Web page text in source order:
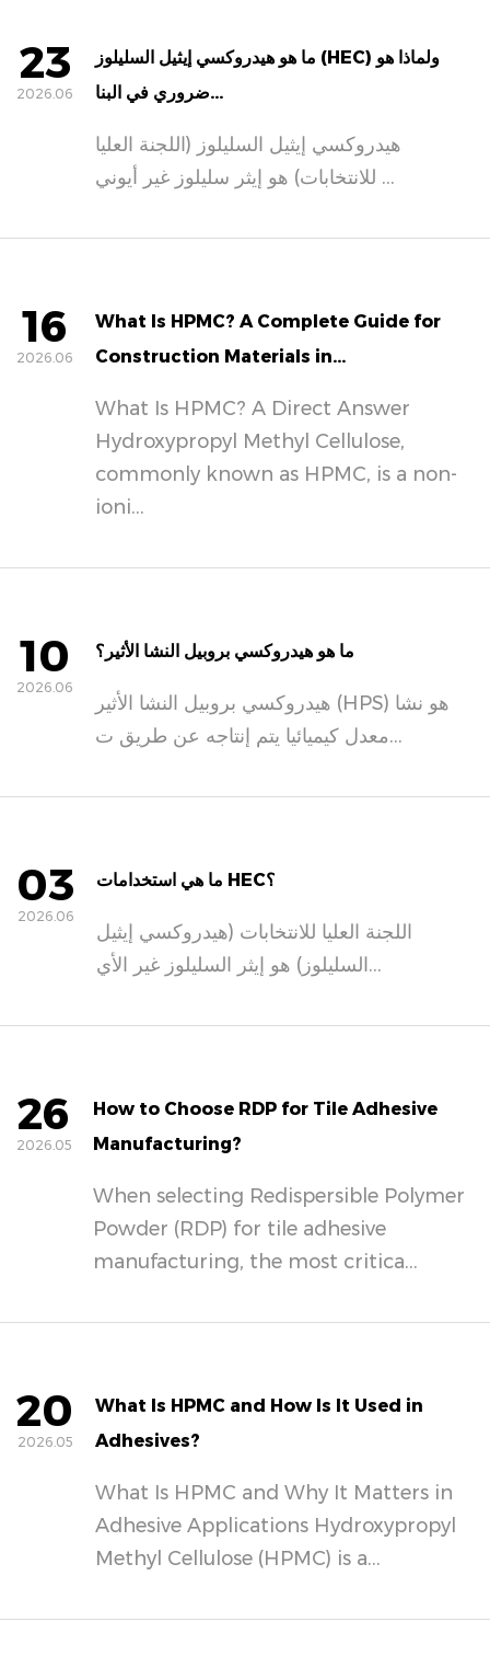
23
2026.06
ما هو هيدروكسي إيثيل السليلوز (HEC) ولماذا هو
ضروري في البنا...
هيدروكسي إيثيل السليلوز (اللجنة العليا
للانتخابات) هو إيثر سليلوز غير أيوني ...
16
2026.06
What Is HPMC? A Complete Guide for
Construction Materials in...
What Is HPMC? A Direct Answer
Hydroxypropyl Methyl Cellulose,
commonly known as HPMC, is a non-
ioni...
10
2026.06
ما هو هيدروكسي بروبيل النشا الأثير؟
هيدروكسي بروبيل النشا الأثير (HPS) هو نشا
معدل كيميائيا يتم إنتاجه عن طريق ت...
03
2026.06
ما هي استخدامات HEC؟
اللجنة العليا للانتخابات (هيدروكسي إيثيل
السليلوز) هو إيثر السليلوز غير الأي...
26
2026.05
How to Choose RDP for Tile Adhesive
Manufacturing?
When selecting Redispersible Polymer
Powder (RDP) for tile adhesive
manufacturing, the most critica...
20
2026.05
What Is HPMC and How Is It Used in
Adhesives?
What Is HPMC and Why It Matters in
Adhesive Applications Hydroxypropyl
Methyl Cellulose (HPMC) is a...